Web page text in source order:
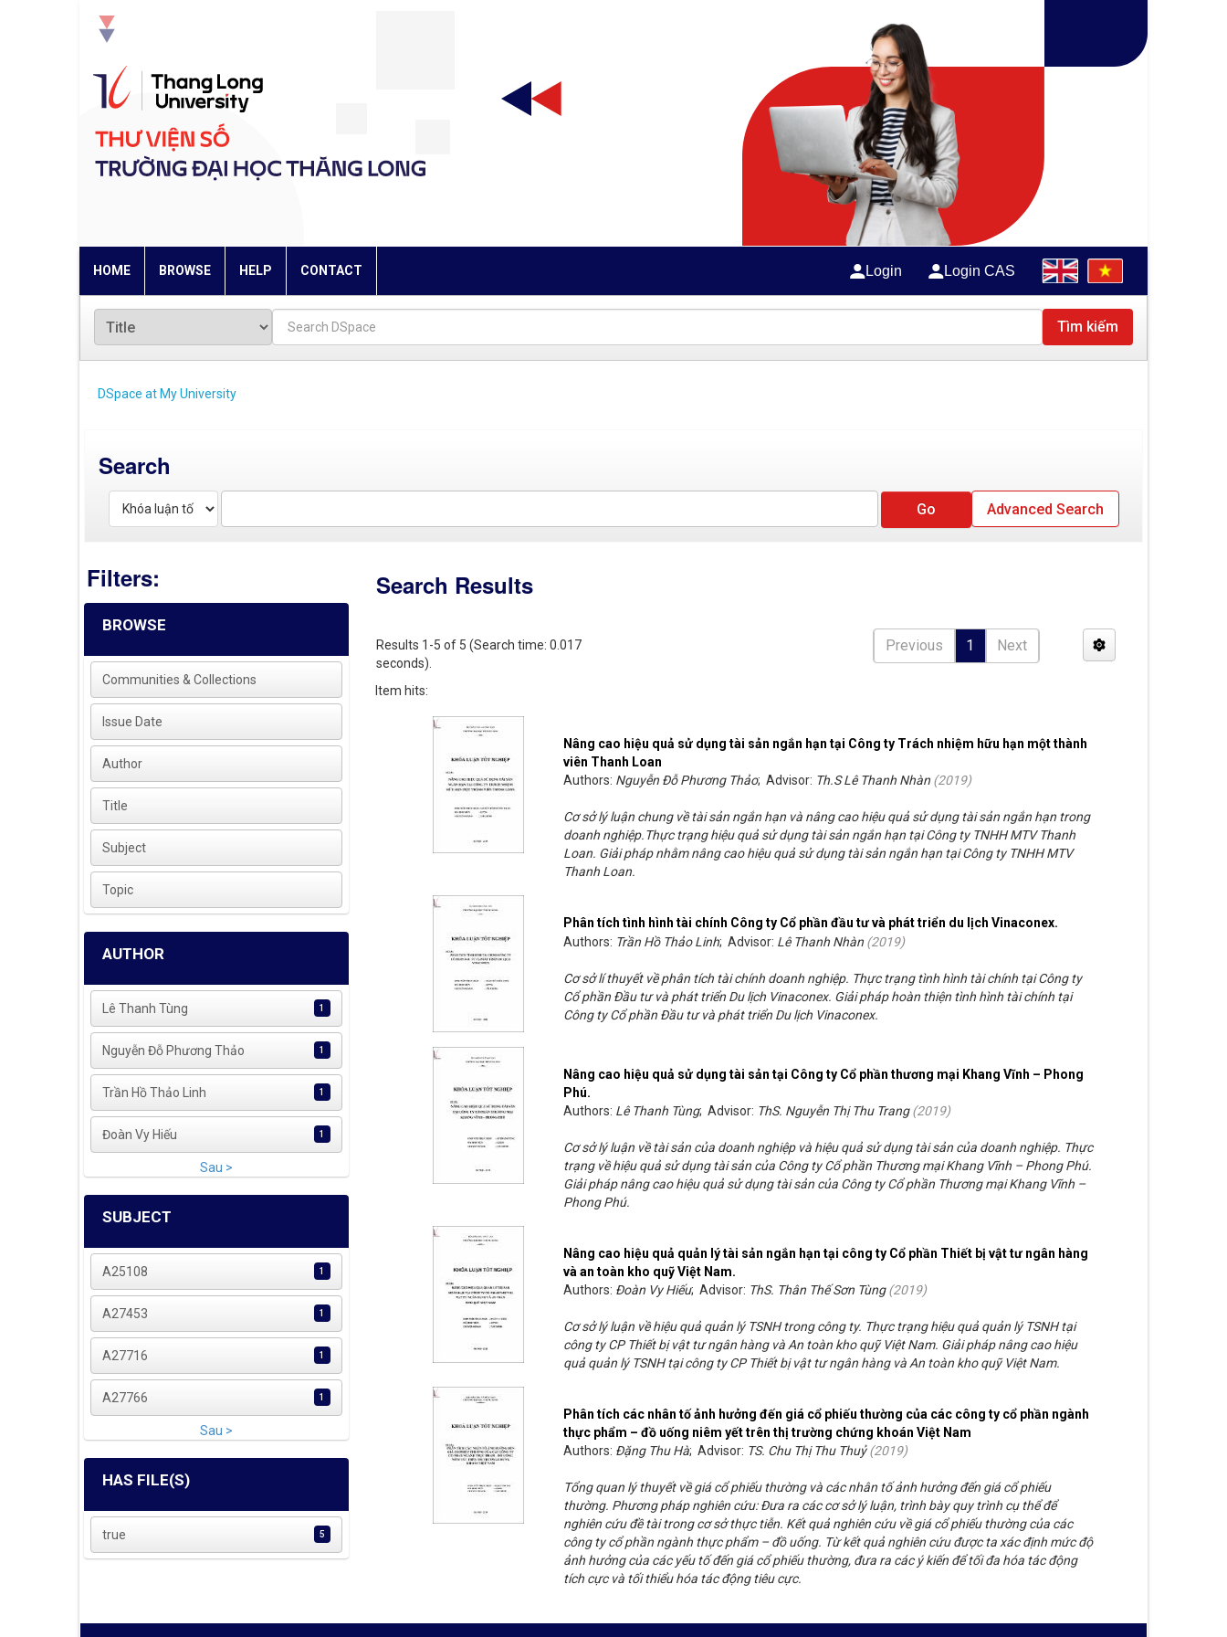
HOME BROWSE HELP CONTACT Login Login CAS
Tìm kiếm
DSpace at My University
Search
Advanced Search
Filters:
BROWSE
Communities & Collections
Issue Date
Author
Title
Subject
Topic
AUTHOR
Lê Thanh Tùng 1
Nguyễn Đỗ Phương Thảo 1
Trần Hồ Thảo Linh 1
Đoàn Vy Hiếu 1
Sau >
SUBJECT
A25108 1
A27453 1
A27716 1
A27766 1
Sau >
HAS FILE(S)
true 5
Search Results
Results 1-5 of 5 (Search time: 0.017
seconds).
Previous 1 Next
Item hits:
Nâng cao hiệu quả sử dụng tài sản ngắn hạn tại Công ty Trách nhiệm hữu hạn một thành
viên Thanh Loan
Authors: Nguyễn Đỗ Phương Thảo; Advisor: Th.S Lê Thanh Nhàn (2019)
Cơ sở lý luận chung về tài sản ngắn hạn và nâng cao hiệu quả sử dụng tài sản ngắn hạn trong
doanh nghiệp.Thực trạng hiệu quả sử dụng tài sản ngắn hạn tại Công ty TNHH MTV Thanh
Loan. Giải pháp nhằm nâng cao hiệu quả sử dụng tài sản ngắn hạn tại Công ty TNHH MTV
Thanh Loan.
Phân tích tình hình tài chính Công ty Cổ phần đầu tư và phát triển du lịch Vinaconex.
Authors: Trần Hồ Thảo Linh; Advisor: Lê Thanh Nhàn (2019)
Cơ sở lí thuyết về phân tích tài chính doanh nghiệp. Thực trạng tình hình tài chính tại Công ty
Cổ phần Đầu tư và phát triển Du lịch Vinaconex. Giải pháp hoàn thiện tình hình tài chính tại
Công ty Cổ phần Đầu tư và phát triển Du lịch Vinaconex.
Nâng cao hiệu quả sử dụng tài sản tại Công ty Cổ phần thương mại Khang Vĩnh – Phong
Phú.
Authors: Lê Thanh Tùng; Advisor: ThS. Nguyễn Thị Thu Trang(2019)
Cơ sở lý luận về tài sản của doanh nghiệp và hiệu quả sử dụng tài sản của doanh nghiệp. Thực
trạng về hiệu quả sử dụng tài sản của Công ty Cổ phần Thương mại Khang Vĩnh – Phong Phú.
Giải pháp nâng cao hiệu quả sử dụng tài sản của Công ty Cổ phần Thương mại Khang Vĩnh –
Phong Phú.
Nâng cao hiệu quả quản lý tài sản ngắn hạn tại công ty Cổ phần Thiết bị vật tư ngân hàng
và an toàn kho quỹ Việt Nam.
Authors: Đoàn Vy Hiếu; Advisor: ThS. Thân Thế Sơn Tùng(2019)
Cơ sở lý luận về hiệu quả quản lý TSNH trong công ty. Thực trạng hiệu quả quản lý TSNH tại
công ty CP Thiết bị vật tư ngân hàng và An toàn kho quỹ Việt Nam. Giải pháp nâng cao hiệu
quả quản lý TSNH tại công ty CP Thiết bị vật tư ngân hàng và An toàn kho quỹ Việt Nam.
Phân tích các nhân tố ảnh hưởng đến giá cổ phiếu thường của các công ty cổ phần ngành
thực phẩm – đồ uống niêm yết trên thị trường chứng khoán Việt Nam
Authors: Đặng Thu Hà; Advisor: TS. Chu Thị Thu Thuỷ(2019)
Tổng quan lý thuyết về giá cổ phiếu thường và các nhân tố ảnh hưởng đến giá cổ phiếu
thường. Phương pháp nghiên cứu: Đưa ra các cơ sở lý luận, trình bày quy trình cụ thể để
nghiên cứu đề tài trong cơ sở thực tiễn. Kết quả nghiên cứu về giá cổ phiếu thường của các
công ty cổ phần ngành thực phẩm – đồ uống. Từ kết quả nghiên cứu được ta xác định mức độ
ảnh hưởng của các yếu tố đến giá cổ phiếu thường, đưa ra các ý kiến để tối đa hóa tác động
tích cực và tối thiểu hóa tác động tiêu cực.